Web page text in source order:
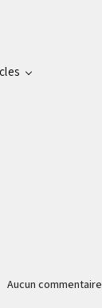
Aucun commentaire